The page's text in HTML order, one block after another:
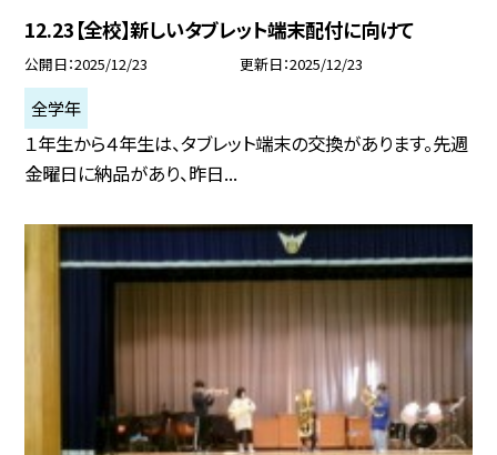
12.23【全校】新しいタブレット端末配付に向けて
公開日 2025/12/23 更新日 2025/12/23
全学年
１年生から４年生は、タブレット端末の交換があります。先週
金曜日に納品があり、昨日...